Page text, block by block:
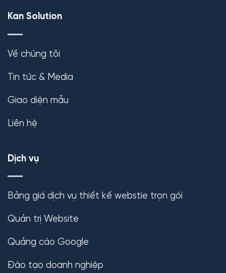
Kan Solution
Về chúng tôi
Tin tức & Media
Giao diện mẫu
Liên hệ
Dịch vụ
Bảng giá dịch vụ thiết kế webstie trọn gói
Quản trị Website
Quảng cáo Google
Đào tạo doanh nghiệp